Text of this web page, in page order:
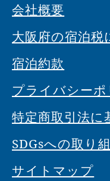
会社概要
大阪府の宿泊税
宿泊約款
プライバシーポ
特定商取引法に
SDGsへの取り
サイトマップ